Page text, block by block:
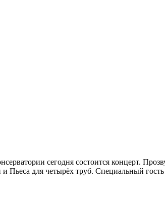
сегодня состоится концерт.
для четырёх труб. Специальный